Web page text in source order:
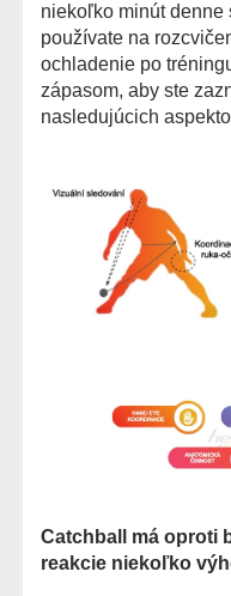
niekoľko minút denne
používate na
ochladenie po
zápasom, aby ste
nasledujúcich
Catchball má oproti
reakcie niekoľko